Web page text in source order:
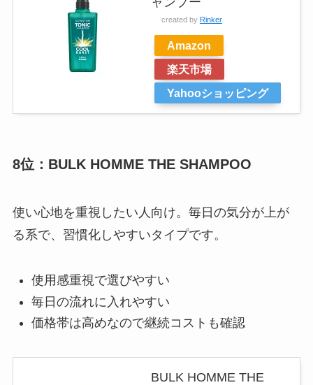
created by Rinker
Amazon
楽天市場
Yahooショッピング
8位：BULK HOMME THE SHAMPOO
使い心地を重視したい人向け。毎日の気分が上が
る系で、習慣化しやすいタイプです。
使用感重視で選びやすい
毎日の流れに入れやすい
価格帯は高めなので継続コストも確認
BULK HOMME THE